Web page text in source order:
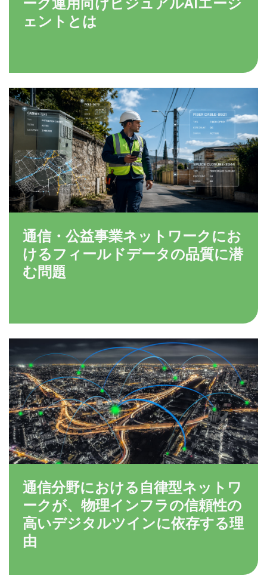
ェントとは
通信・公益事業ネットワークにお
けるフィールドデータの品質に潜
む問題
通信分野における自律型ネットワ
ークが、物理インフラの信頼性の
高いデジタルツインに依存する理
由